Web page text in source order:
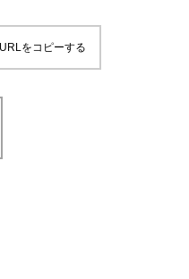
をコピーする